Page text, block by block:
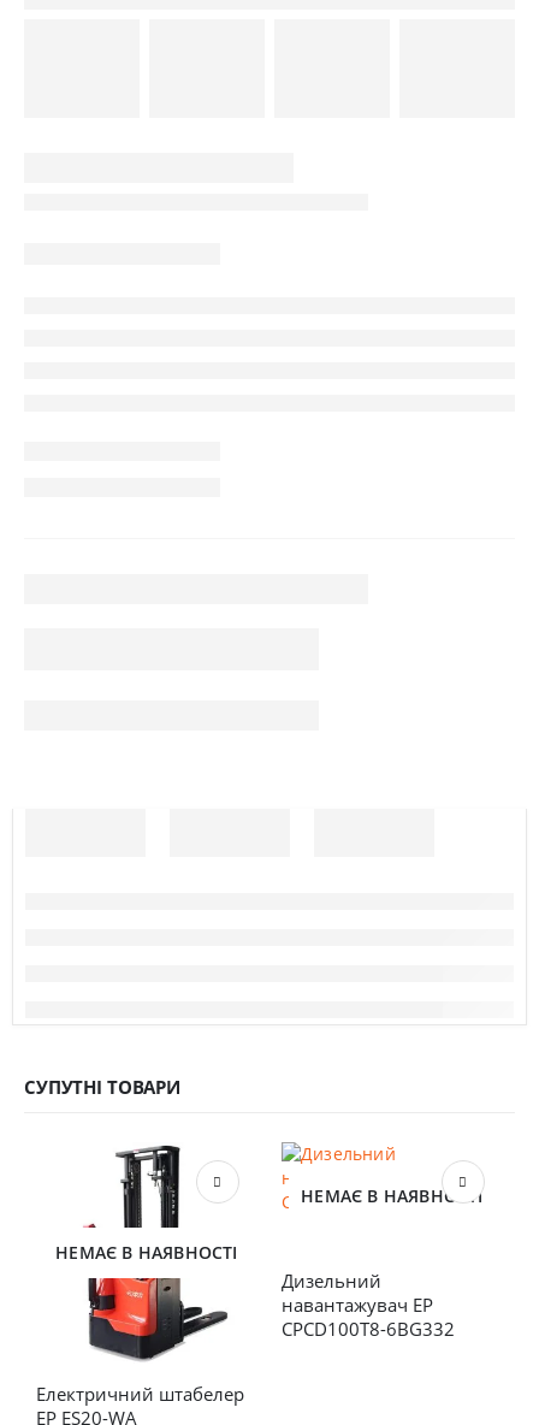
СУПУТНІ ТОВАРИ
НЕМАЄ В НАЯВНОСТІ
Електричний штабелер
EP ES20-WA
НЕМАЄ В НАЯВНОСТІ
Дизельний
навантажувач EP
CPCD100T8-6BG332